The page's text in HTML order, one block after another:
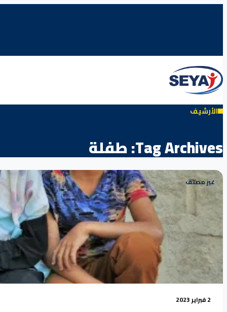
الأرشيف
Tag Archives: طفلة
غير مصنف
2 فبراير 2023